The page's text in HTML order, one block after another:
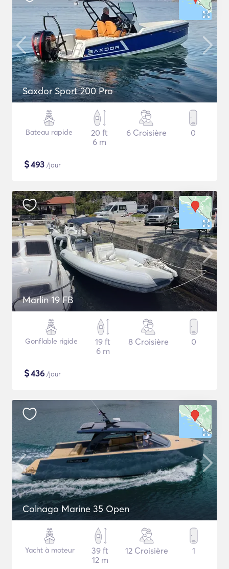
Saxdor Sport 200 Pro
Bateau rapide
20 ft
6 m
6 Croisière 0
$493 /jour
Marlin 19 FB
Gonflable rigide
19 ft
6 m
8 Croisière 0
$436 /jour
Colnago Marine 35 Open
Yacht à moteur
39 ft
12 m
12 Croisière 1